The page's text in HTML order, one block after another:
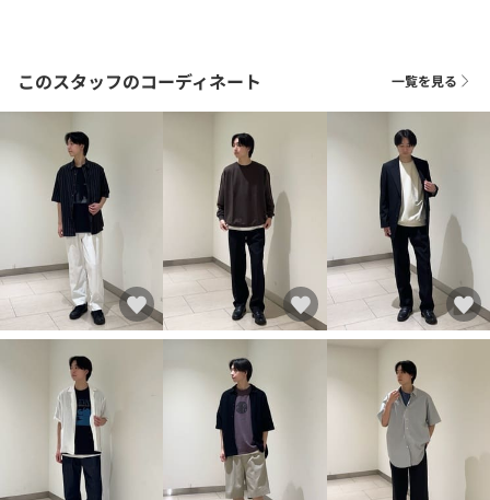
このスタッフのコーディネート 一覧を見る